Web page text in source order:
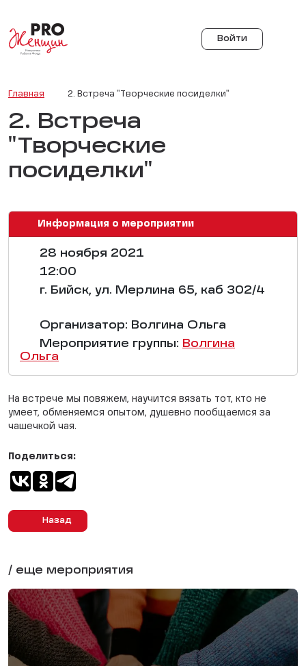
Войти
Главная 2. Встреча "Творческие посиделки"
2. Встреча
"Творческие
посиделки"
Информация о мероприятии
28 ноября 2021
12:00
г. Бийск, ул. Мерлина 65, каб 302/4
Организатор: Волгина Ольга
Мероприятие группы: Волгина
Ольга
На встрече мы повяжем, научится вязать тот, кто не
умеет, обменяемся опытом, душевно пообщаемся за
чашечкой чая.
Назад
Поделиться:
/ еще мероприятия